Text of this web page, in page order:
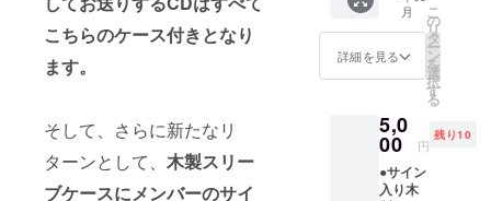
こちらのケース付きとなり
ます。
そして、さらに新たなリ
ターンとして、 木製スリー
ブケースにメンバーのサイ
品にな
ります
ので、
新しい
ト特製
デザイ
ンのも
のをお
送りし
月
詳細を見る
こ
の
リ
タ
ー
ン
を
選
択
す
る
5,0
00 円
残り10
●サイン
入り木